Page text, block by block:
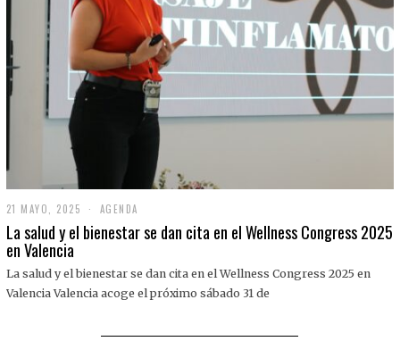
21 MAYO, 2025
1
M
O
,
AGENDA
La salud y el bienestar se dan cita en el Wellness Congress 2025
en Valencia
La salud y el bienestar se dan cita en el Wellness Congress 2025 en
Valencia Valencia acoge el próximo sábado 31 de